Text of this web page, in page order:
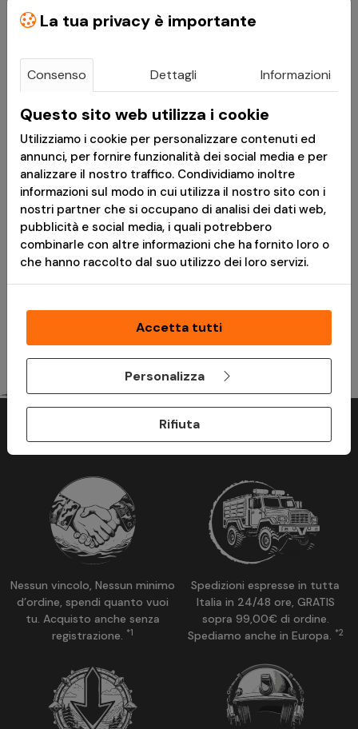
WOODLAND 3X6M
VAI AL PRODOTTO
BERMUDA BRANDIT
LEGEND
SANDSTORM
VAI AL PRODOTTO
Perchè acquistare su ModaMilitare?
Nessun vincolo, Nessun minimo
d’ordine, spendi quanto vuoi
tu. Acquisto anche senza
registrazione. *1
Spedizioni espresse in tutta
Italia in 24/48 ore, GRATIS
sopra 99,00€ di ordine.
Spediamo anche in Europa. *2
La tua privacy è importante
Consenso Dettagli Informazioni
Questo sito web utilizza i cookie
Utilizziamo i cookie per personalizzare contenuti ed
annunci, per fornire funzionalità dei social media e per
analizzare il nostro traffico. Condividiamo inoltre
informazioni sul modo in cui utilizza il nostro sito con i
nostri partner che si occupano di analisi dei dati web,
pubblicità e social media, i quali potrebbero
combinarle con altre informazioni che ha fornito loro o
che hanno raccolto dal suo utilizzo dei loro servizi.
Accetta tutti
Personalizza
Rifiuta